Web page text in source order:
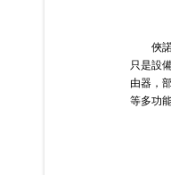
俠
只是設
由器，
等多功